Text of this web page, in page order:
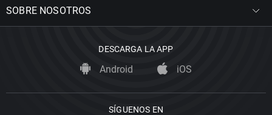
SOBRE NOSOTROS
DESCARGA LA APP
Android iOS
SÍGUENOS EN